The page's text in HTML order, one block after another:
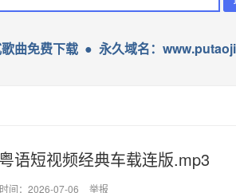
歌曲免费下载 ● 永久域名：
语短视频经典车载连版.mp3
时间：2026-07-06 举报